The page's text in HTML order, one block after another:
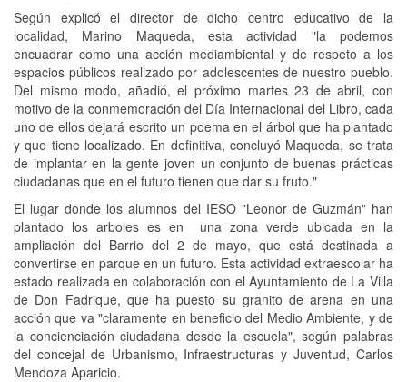
Según explicó el director de dicho centro educativo de la
localidad, Marino Maqueda, esta actividad "la podemos
encuadrar como una acción mediambiental y de respeto a los
espacios públicos realizado por adolescentes de nuestro pueblo.
Del mismo modo, añadió, el próximo martes 23 de abril, con
motivo de la conmemoración del Día Internacional del Libro, cada
uno de ellos dejará escrito un poema en el árbol que ha plantado
y que tiene localizado. En definitiva, concluyó Maqueda, se trata
de implantar en la gente joven un conjunto de buenas prácticas
ciudadanas que en el futuro tienen que dar su fruto."
El lugar donde los alumnos del IESO "Leonor de Guzmán" han
plantado los arboles es en una zona verde ubicada en la
ampliación del Barrio del 2 de mayo, que está destinada a
convertirse en parque en un futuro. Esta actividad extraescolar ha
estado realizada en colaboración con el Ayuntamiento de La Villa
de Don Fadrique, que ha puesto su granito de arena en una
acción que va "claramente en beneficio del Medio Ambiente, y de
la concienciación ciudadana desde la escuela", según palabras
del concejal de Urbanismo, Infraestructuras y Juventud, Carlos
Mendoza Aparicio.